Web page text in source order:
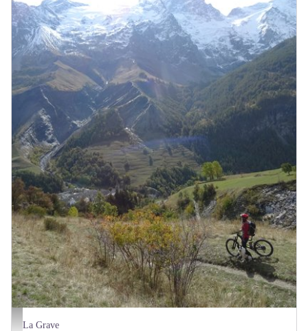
Descente technique sur La Grave - M. Buffet
La Grave